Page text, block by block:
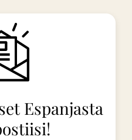
Espanjasta